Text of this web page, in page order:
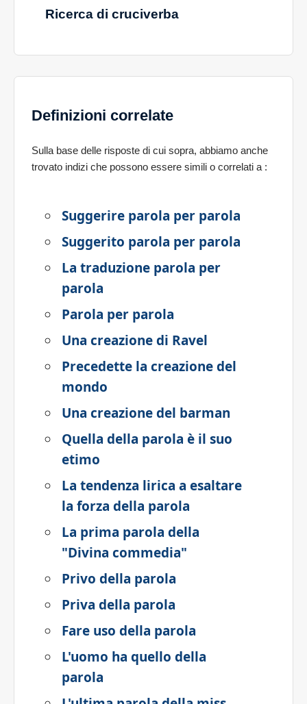
Ricerca di cruciverba
Definizioni correlate
Sulla base delle risposte di cui sopra, abbiamo anche
trovato indizi che possono essere simili o correlati a :
Suggerire parola per parola
Suggerito parola per parola
La traduzione parola per
parola
Parola per parola
Una creazione di Ravel
Precedette la creazione del
mondo
Una creazione del barman
Quella della parola è il suo
etimo
La tendenza lirica a esaltare
la forza della parola
La prima parola della
"Divina commedia"
Privo della parola
Priva della parola
Fare uso della parola
L'uomo ha quello della
parola